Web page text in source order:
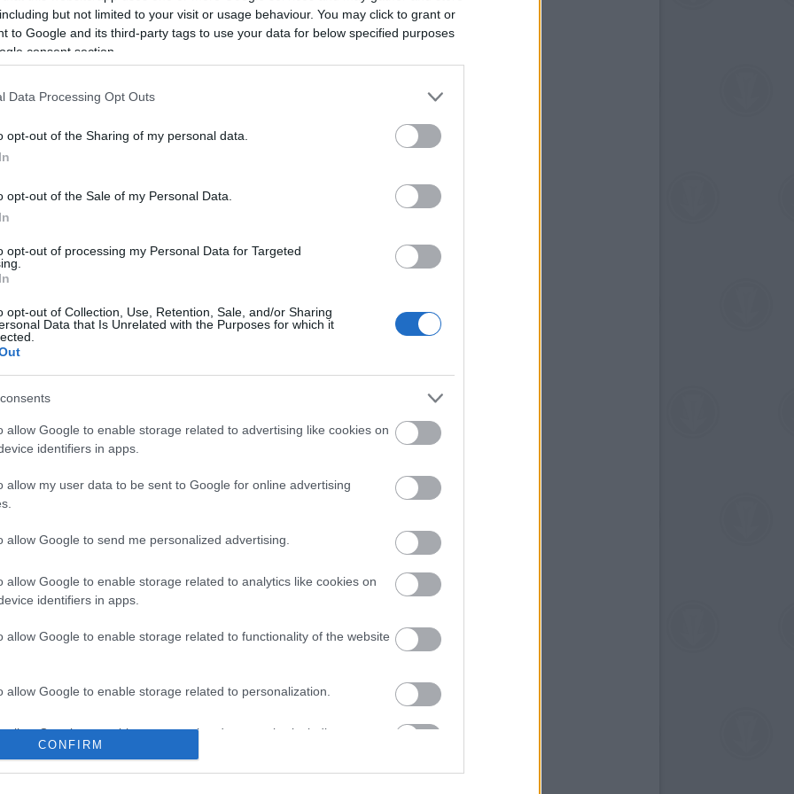
but not limited to your visit or usage behaviour. You may click to grant or
to Google and its third-party tags to use your data for below specified purposes
consent section.
Data Processing Opt Outs
opt-out of the Sharing of my personal data.
opt-out of the Sale of my Personal Data.
opt-out of processing my Personal Data for Targeted
opt-out of Collection, Use, Retention, Sale, and/or Sharing
Data that Is Unrelated with the Purposes for which it
allow Google to enable storage related to advertising like cookies on
identifiers in apps.
allow my user data to be sent to Google for online advertising
allow Google to send me personalized advertising.
allow Google to enable storage related to analytics like cookies on
identifiers in apps.
allow Google to enable storage related to functionality of the website
allow Google to enable storage related to personalization.
allow Google to enable storage related to security, including
functionality and fraud prevention, and other user protection.
CONFIRM
szolgáló Szivárvány Kultúrpalota
el. Az esemény teljes ideje alatt
játszik a Kapos Hotelben. A cigányzene egyik
be a Kaposfesten, a korábbi években
éjszakába nyúlóan zenéltek együtt a
koncertet a Blahalouisiana, másnap a
majd 17-én a Bolyki Balázs vezette Bolyki Soul
koncertek látogatása ingyenes.